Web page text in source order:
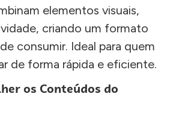
elementos visuais,
criando um formato
consumir. Ideal para quem
de forma rápida e eficiente.
os Conteúdos do